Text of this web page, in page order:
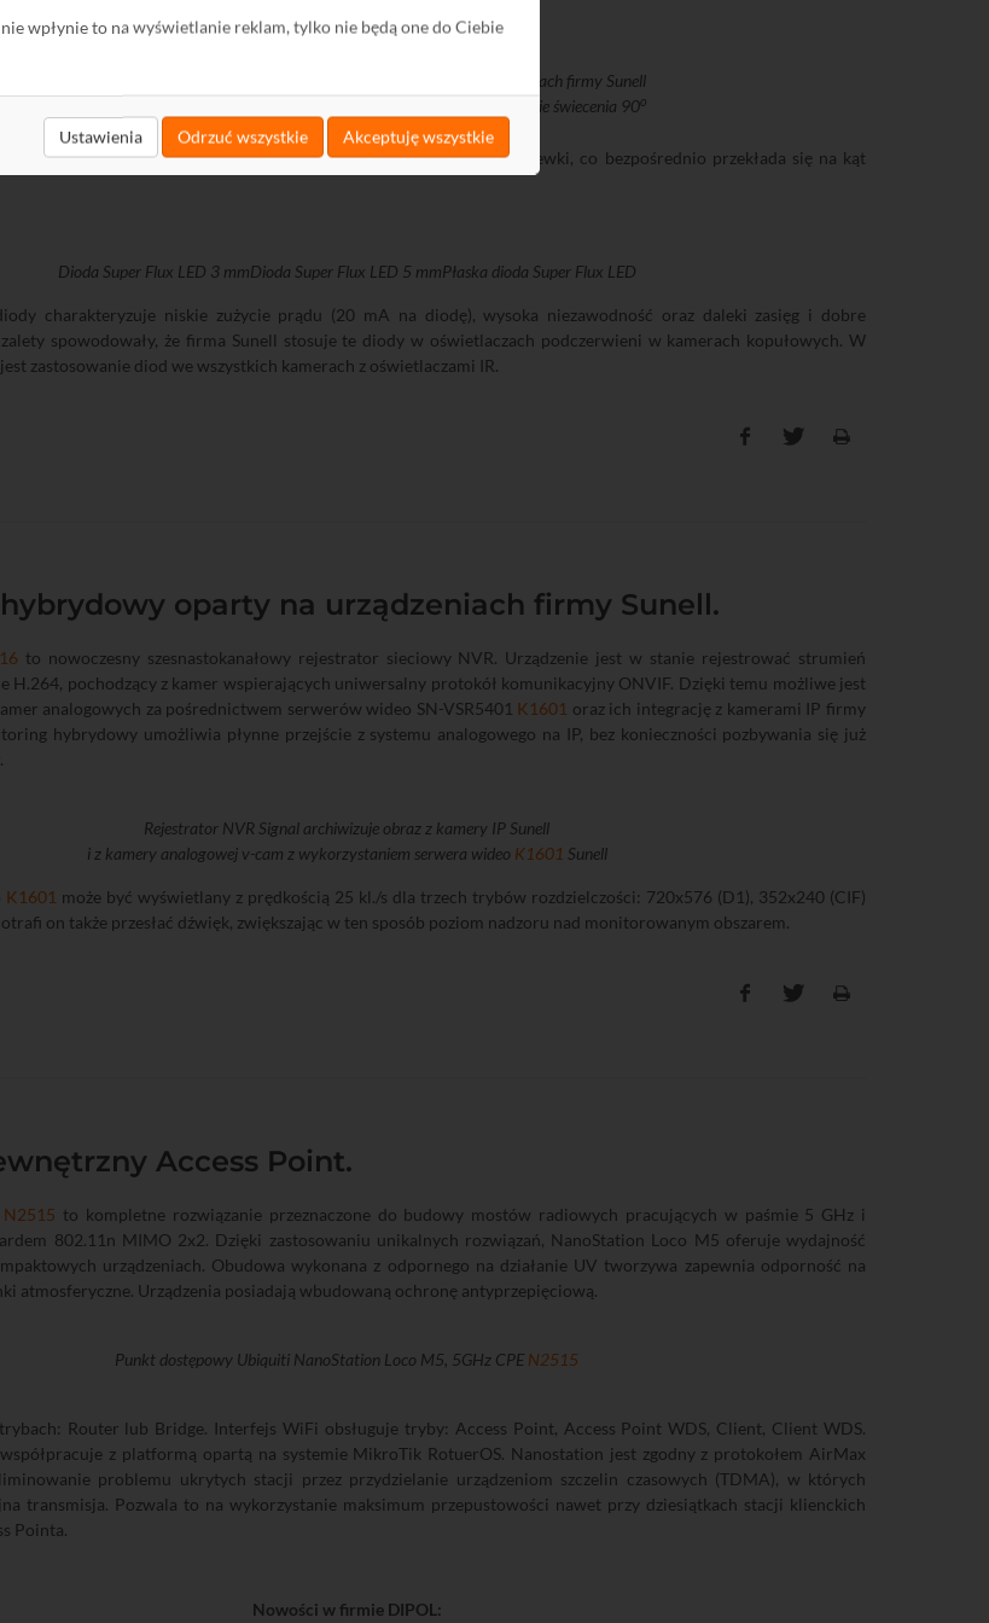
nie wpłynie to na wyświetlanie reklam, tylko nie będą one do Ciebie
Ustawienia Odrzuć wszystkie Akceptuję wszystkie
Oświetlacz podczerwieni z diodami LED Super Flux montowany w kamerach firmy Sunell
oraz 5 płaskich diod o kącie świecenia 90o
są w wykonaniach różniących się pomiędzy sobą kształtem soczewki, co bezpośrednio przekłada się na kąt
Dioda Super Flux LED 3 mmDioda Super Flux LED 5 mmPłaska dioda Super Flux LED
charakteryzuje niskie zużycie prądu (20 mA na diodę), wysoka niezawodność oraz daleki zasięg i dobre
spowodowały, że firma Sunell stosuje te diody w oświetlaczach podczerwieni w kamerach kopułowych. W
zastosowanie diod we wszystkich kamerach z oświetlaczami IR.
oparty na urządzeniach firmy Sunell.
to nowoczesny szesnastokanałowy rejestrator sieciowy NVR. Urządzenie jest w stanie rejestrować strumień
H.264, pochodzący z kamer wspierających uniwersalny protokół komunikacyjny ONVIF. Dzięki temu możliwe jest
analogowych za pośrednictwem serwerów wideo SN-VSR5401 K1601 oraz ich integrację z kamerami IP firmy
hybrydowy umożliwia płynne przejście z systemu analogowego na IP, bez konieczności pozbywania się już
Rejestrator NVR Signal archiwizuje obraz z kamery IP Sunell
i z kamery analogowej v-cam z wykorzystaniem serwera wideo K1601 Sunell
K1601 może być wyświetlany z prędkością 25 kl./s dla trzech trybów rozdzielczości: 720x576 (D1), 352x240 (CIF)
on także przesłać dźwięk, zwiększając w ten sposób poziom nadzoru nad monitorowanym obszarem.
Access Point.
N2515 to kompletne rozwiązanie przeznaczone do budowy mostów radiowych pracujących w paśmie 5 GHz i
802.11n MIMO 2x2. Dzięki zastosowaniu unikalnych rozwiązań, NanoStation Loco M5 oferuje wydajność
urządzeniach. Obudowa wykonana z odpornego na działanie UV tworzywa zapewnia odporność na
atmosferyczne. Urządzenia posiadają wbudowaną ochronę antyprzepięciową.
Punkt dostępowy Ubiquiti NanoStation Loco M5, 5GHz CPE N2515
Router lub Bridge. Interfejs WiFi obsługuje tryby: Access Point, Access Point WDS, Client, Client WDS.
z platformą opartą na systemie MikroTik RotuerOS. Nanostation jest zgodny z protokołem AirMax
problemu ukrytych stacji przez przydzielanie urządzeniom szczelin czasowych (TDMA), w których
transmisja. Pozwala to na wykorzystanie maksimum przepustowości nawet przy dziesiątkach stacji klienckich
Pointa.
Nowości w firmie DIPOL: